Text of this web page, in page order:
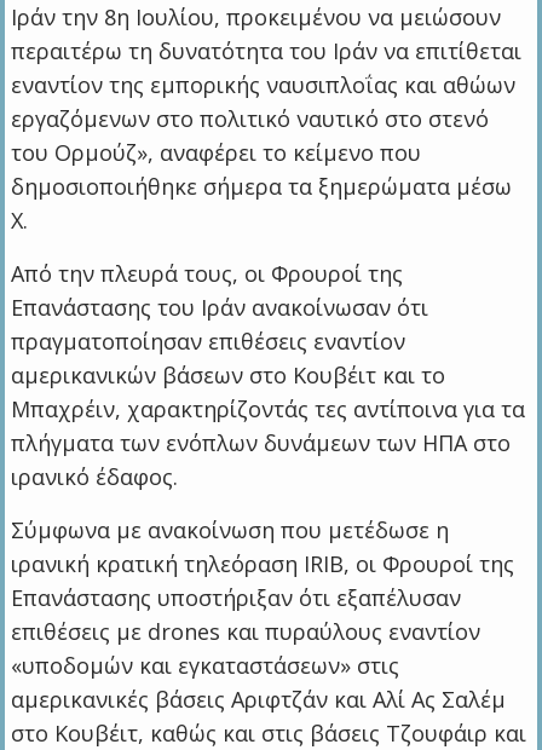
Ιράν την 8η Ιουλίου, προκειμένου να μειώσουν
περαιτέρω τη δυνατότητα του Ιράν να επιτίθεται
εναντίον της εμπορικής ναυσιπλοΐας και αθώων
εργαζόμενων στο πολιτικό ναυτικό στο στενό
του Ορμούζ», αναφέρει το κείμενο που
δημοσιοποιήθηκε σήμερα τα ξημερώματα μέσω
X.
Από την πλευρά τους, οι Φρουροί της
Επανάστασης του Ιράν ανακοίνωσαν ότι
πραγματοποίησαν επιθέσεις εναντίον
αμερικανικών βάσεων στο Κουβέιτ και το
Μπαχρέιν, χαρακτηρίζοντάς τες αντίποινα για τα
πλήγματα των ενόπλων δυνάμεων των ΗΠΑ στο
ιρανικό έδαφος.
Σύμφωνα με ανακοίνωση που μετέδωσε η
ιρανική κρατική τηλεόραση IRIB, οι Φρουροί της
Επανάστασης υποστήριξαν ότι εξαπέλυσαν
επιθέσεις με drones και πυραύλους εναντίον
«υποδομών και εγκαταστάσεων» στις
αμερικανικές βάσεις Αριφτζάν και Αλί Ας Σαλέμ
στο Κουβέιτ, καθώς και στις βάσεις Τζουφάιρ και